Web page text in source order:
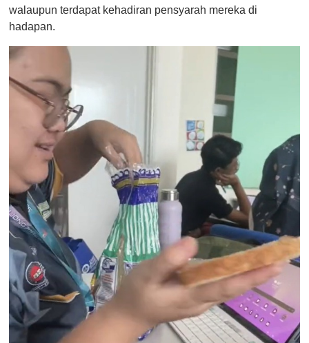
walaupun terdapat kehadiran pensyarah mereka di
hadapan.